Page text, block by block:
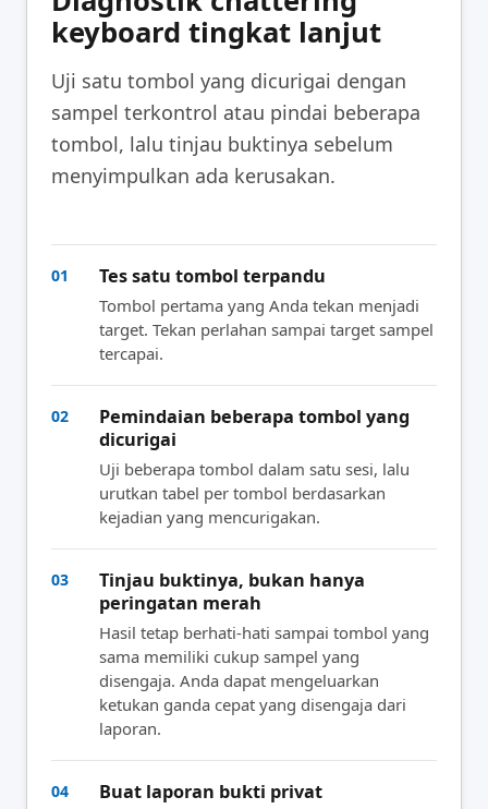
keyboard tingkat lanjut
Uji satu tombol yang dicurigai dengan
sampel terkontrol atau pindai beberapa
tombol, lalu tinjau buktinya sebelum
menyimpulkan ada kerusakan.
01 Tes satu tombol terpandu
Tombol pertama yang Anda tekan menjadi
target. Tekan perlahan sampai target sampel
tercapai.
02
Pemindaian beberapa tombol yang
dicurigai
Uji beberapa tombol dalam satu sesi, lalu
urutkan tabel per tombol berdasarkan
kejadian yang mencurigakan.
03
Tinjau buktinya, bukan hanya
peringatan merah
Hasil tetap berhati-hati sampai tombol yang
sama memiliki cukup sampel yang
disengaja. Anda dapat mengeluarkan
ketukan ganda cepat yang disengaja dari
laporan.
04 Buat laporan bukti privat